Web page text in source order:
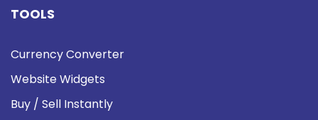
TOOLS
Currency Converter
Website Widgets
Buy / Sell Instantly